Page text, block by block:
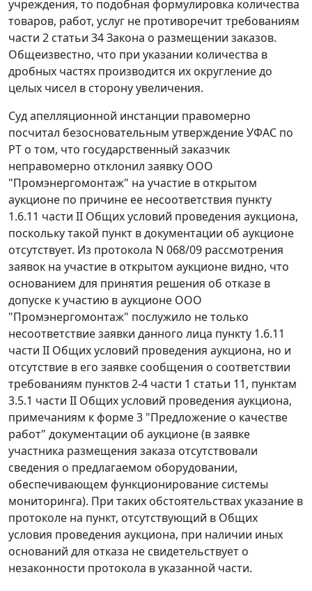
учреждения, то подобная формулировка количества
товаров, работ, услуг не противоречит требованиям
части 2 статьи 34Закона о размещении заказов.
Общеизвестно, что при указании количества в
дробных частях производится их округление до
целых чисел в сторону увеличения.
Суд апелляционной инстанции правомерно
посчитал безосновательным утверждение УФАС по
РТ о том, что государственный заказчик
неправомерно отклонил заявку ООО
"Промэнергомонтаж" на участие в открытом
аукционе по причине ее несоответствия пункту
1.6.11 части II Общих условий проведения аукциона,
поскольку такой пункт в документации об аукционе
отсутствует. Из протокола N 068/09 рассмотрения
заявок на участие в открытом аукционе видно, что
основанием для принятия решения об отказе в
допуске к участию в аукционе ООО
"Промэнергомонтаж" послужило не только
несоответствие заявки данного лица пункту 1.6.11
части II Общих условий проведения аукциона, но и
отсутствие в его заявке сообщения о соответствии
требованиям пунктов 2-4 части 1 статьи 11, пунктам
3.5.1 части II Общих условий проведения аукциона,
примечаниям к форме 3 "Предложение о качестве
работ" документации об аукционе (в заявке
участника размещения заказа отсутствовали
сведения о предлагаемом оборудовании,
обеспечивающем функционирование системы
мониторинга). При таких обстоятельствах указание в
протоколе на пункт, отсутствующий в Общих
условия проведения аукциона, при наличии иных
оснований для отказа не свидетельствует о
незаконности протокола в указанной части.